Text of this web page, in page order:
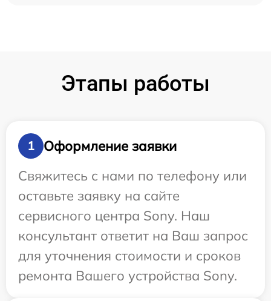
Этапы работы
1
Оформление заявки
Свяжитесь с нами по телефону или
оставьте заявку на сайте
сервисного центра Sony. Наш
консультант ответит на Ваш запрос
для уточнения стоимости и сроков
ремонта Вашего устройства Sony.